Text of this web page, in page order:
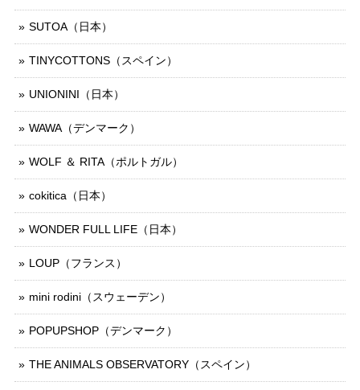
SUTOA（日本）
TINYCOTTONS（スペイン）
UNIONINI（日本）
WAWA（デンマーク）
WOLF ＆ RITA（ポルトガル）
cokitica（日本）
WONDER FULL LIFE（日本）
LOUP（フランス）
mini rodini（スウェーデン）
POPUPSHOP（デンマーク）
THE ANIMALS OBSERVATORY（スペイン）